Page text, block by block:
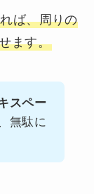
ば、周りの
ます。
スペー
無駄に